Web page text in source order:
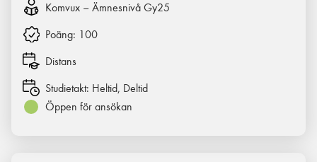
Komvux – Ämnesnivå Gy25
Poäng: 100
Distans
Studietakt: Heltid, Deltid
Öppen för ansökan